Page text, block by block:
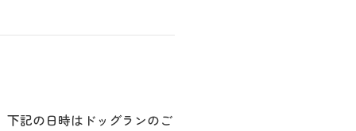
下記の日時はドッグランのご